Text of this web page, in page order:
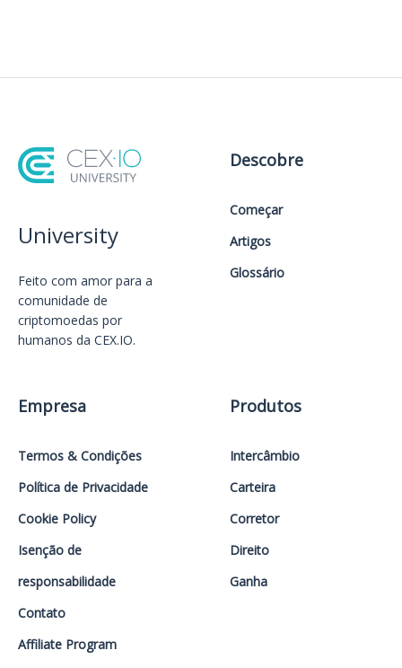
University
Feito com amor️ para a
comunidade de
criptomoedas por
humanos da CEX.IO.
Descobre
Começar
Artigos
Glossário
Empresa
Termos & Condições
Política de Privacidade
Cookie Policy
Isenção de
responsabilidade
Contato
Affiliate Program
Produtos
Intercâmbio
Carteira
Corretor
Direito
Ganha